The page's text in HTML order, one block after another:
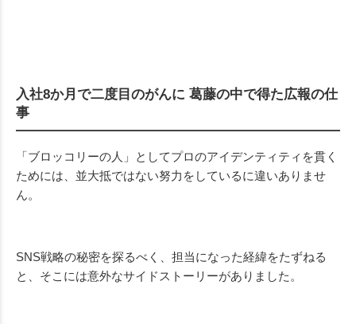
入社8か月で二度目のがんに 葛藤の中で得た広報の仕
事
「ブロッコリーの人」としてプロのアイデンティティを貫く
ためには、並大抵ではない努力をしているに違いありませ
ん。
SNS戦略の秘密を探るべく、担当になった経緯をたずねる
と、そこには意外なサイドストーリーがありました。